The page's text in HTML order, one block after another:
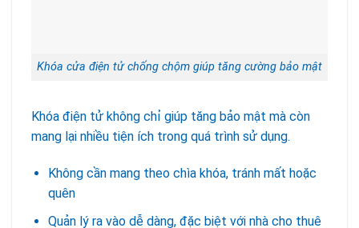
Khóa cửa điện tử chống chộm giúp tăng cường bảo mật
Khóa điện tử không chỉ giúp tăng bảo mật mà còn
mang lại nhiều tiện ích trong quá trình sử dụng.
Không cần mang theo chìa khóa, tránh mất hoặc
quên
Quản lý ra vào dễ dàng, đặc biệt với nhà cho thuê